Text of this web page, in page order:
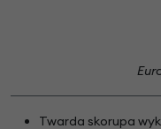
Twarda skorupa